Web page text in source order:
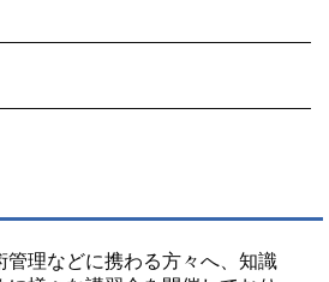
管理などに携わる方々へ、知識